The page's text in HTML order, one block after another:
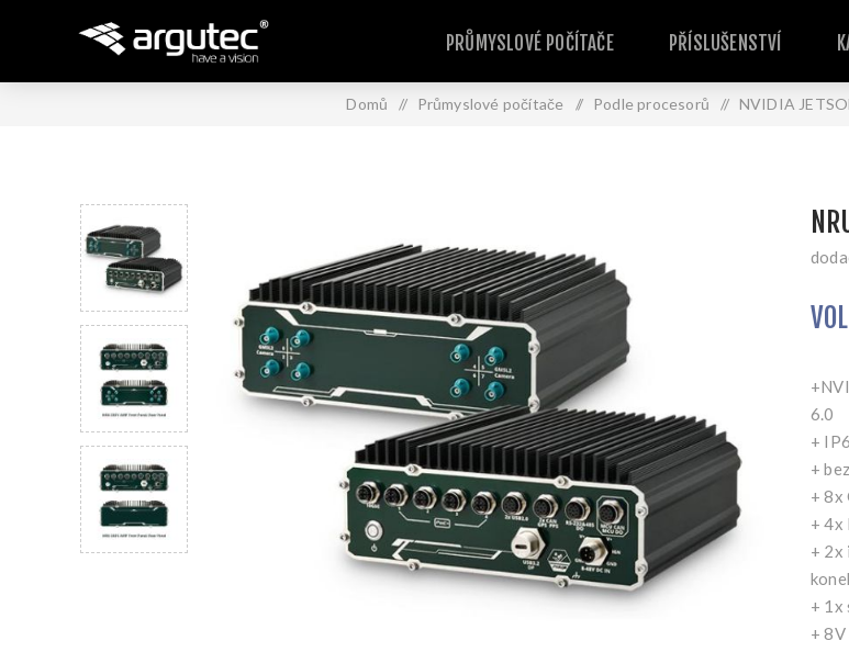
PRŮMYSLOVÉ POČÍTAČE PŘÍSLUŠENSTVÍ
Domů / Průmyslové počítače / Podle procesorů / NVIDIA
6.0
+
+
+ 8x
+ 4x
+ 2x
+ 1x
+